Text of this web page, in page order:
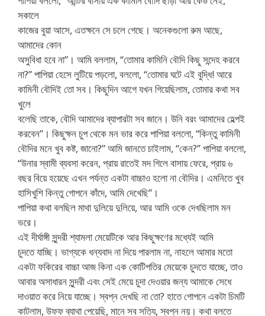
সকালে
কাজের বুয়া আসে, এতক্ষনে সে চলে গেছে। অনেকগুলো রুম আছে,
আমাদের কোন
অসুবিধা হবে না”। আমি বললাম, “তোমার কামিনি বৌদি কিছু সন্দেহ করবে
না?” পাপিয়া হেসে লুটিয়ে পড়লো, বললো, “তোমার ঘটে এই বুদ্ধি! আরে
কামিনী বৌদিই তো সব। কিছুদিন আগে যখন গিয়েছিলাম, তোমার কথা সব
খুলে
বলেছি তাকে, বৌদি আমাদের ব্যাপারটা সব জানে। উনি বরং আমাদের হেল্পই
করবেন”। কিছুক্ষন চুপ থেকে মন ভার করে পাপিয়া বললো, “কিন্তু কামিনী
বৌদির মনে খুব কষ্ট, জানো?” আমি জানতে চাইলাম, “কেন?” পাপিয়া বললো,
“উনার স্বামী ব্যবসা করেন, প্রায় রাতেই মদ গিলে বাসায় ফেরে, প্রায় ৬
বছর বিয়ে হয়েছে এখন পর্যন্ত একটা বাচ্চাও হলো না বৌদির। এমনিতে খুব
হাসিখুশি কিন্তু গোপনে কাঁদে, আমি দেখেছি”।
পাপিয়া কথা বলছিল মাথা দুলিয়ে দুলিয়ে, আর আমি ওকে দেখছিলাম মন
ভরে।
এই দীর্ঘাঙ্গী সুন্দরী শ্যামলা মেয়েটিকে আর কিছুক্ষণের মধ্যেই আমি
চুদতে যাচ্ছি। ভাগ্যকে ধন্যবাদ না দিয়ে পারলাম না, নাহলে আমার মতো
একটা ফকিরের বাচ্চা আজ কিনা এক কোটিপতির মেয়েকে চুদতে যাচ্ছে, তাও
আবার অসাধারন সুন্দরী এবং সেই মেয়ে চুদা দেওয়ার জন্য আমাকে সেধে
দাওয়াত করে নিয়ে যাচ্ছে। স্বপ্ন দেখছি না তো? হাতে গোপনে একটা চিমটি
কাটলাম, উফফ ব্যাথা পেয়েছি, মানে সব সত্যি, স্বপ্ন নয়। কথা বলতে